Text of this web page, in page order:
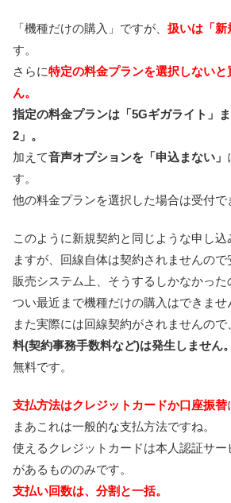
「機種だけの購入」ですが、 扱いは「新
す。
さらに特定の料金プランを選択しない
ん。
指定の料金プランは「5Gギガライト」
2」。
加えて音声オプションを「申込まない」
す。
他の料金プランを選択した場合は受付で
このように新規契約と同じような申し込
ますが、回線自体は契約されませんので
販売システム上、そうするしかなかった
つい最近まで機種だけの購入はできませ
また実際には回線契約がされませんので
料(契約事務手数料など)は発生しません。
無料です。
支払方法はクレジットカードか口座振替
まあこれは一般的な支払方法ですね。
使えるクレジットカードは本人認証サー
があるもののみです。
支払い回数は、分割と一括。